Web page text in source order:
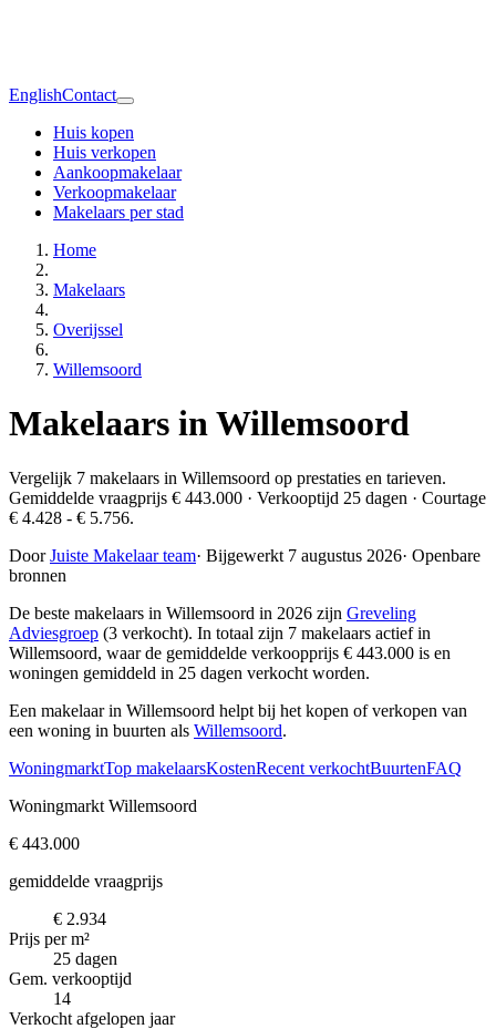
EnglishContact
Huis kopen
Huis verkopen
Aankoopmakelaar
Verkoopmakelaar
Makelaars per stad
Home
Makelaars
Overijssel
Willemsoord
Makelaars in Willemsoord
Vergelijk 7 makelaars in Willemsoord op prestaties en tarieven.
Gemiddelde vraagprijs € 443.000 · Verkooptijd 25 dagen · Courtage
€ 4.428 - € 5.756.
DoorJuiste Makelaar team· Bijgewerkt 7 augustus 2026· Openbare
bronnen
De beste makelaars in Willemsoord in 2026 zijn Greveling
Adviesgroep (3 verkocht). In totaal zijn 7 makelaars actief in
Willemsoord, waar de gemiddelde verkoopprijs € 443.000 is en
woningen gemiddeld in 25 dagen verkocht worden.
Een makelaar in Willemsoord helpt bij het kopen of verkopen van
een woning in buurten als Willemsoord.
WoningmarktTop makelaarsKostenRecent verkochtBuurtenFAQ
Woningmarkt Willemsoord
€ 443.000
gemiddelde vraagprijs
€ 2.934
Prijs per m²
25 dagen
Gem. verkooptijd
14
Verkocht afgelopen jaar